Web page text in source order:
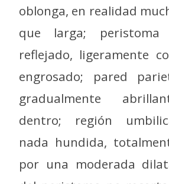
oblonga, en realidad
que larga; peristoma
reflejado, ligeramente
engrosado; pared
gradualmente
dentro; región
nada hundida,
por una moderada